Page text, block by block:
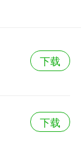
下载
下载